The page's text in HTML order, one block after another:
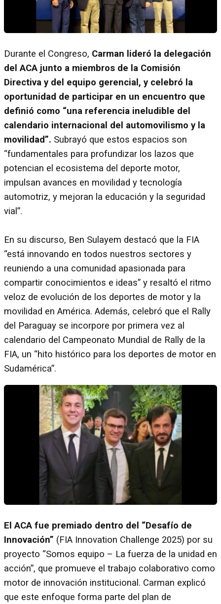
Durante el Congreso, Carman lideró la delegación
del ACA junto a miembros de la Comisión
Directiva y del equipo gerencial, y celebró la
oportunidad de participar en un encuentro que
definió como “una referencia ineludible del
calendario internacional del automovilismo y la
movilidad”. Subrayó que estos espacios son
“fundamentales para profundizar los lazos que
potencian el ecosistema del deporte motor,
impulsan avances en movilidad y tecnología
automotriz, y mejoran la educación y la seguridad
vial”.
En su discurso, Ben Sulayem destacó que la FIA
“está innovando en todos nuestros sectores y
reuniendo a una comunidad apasionada para
compartir conocimientos e ideas” y resaltó el ritmo
veloz de evolución de los deportes de motor y la
movilidad en América. Además, celebró que el Rally
del Paraguay se incorpore por primera vez al
calendario del Campeonato Mundial de Rally de la
FIA, un “hito histórico para los deportes de motor en
Sudamérica”.
El ACA fue premiado dentro del “Desafío de
Innovación” (FIA Innovation Challenge 2025) por su
proyecto “Somos equipo – La fuerza de la unidad en
acción”, que promueve el trabajo colaborativo como
motor de innovación institucional. Carman explicó
que este enfoque forma parte del plan de